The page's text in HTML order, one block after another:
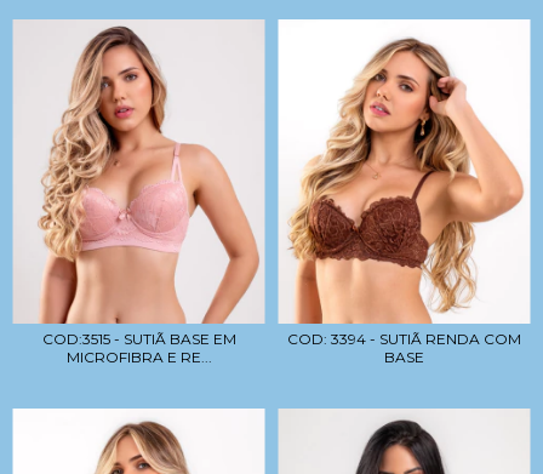
COD:3515 - SUTIÃ BASE EM
MICROFIBRA E RE...
COD: 3394 - SUTIÃ RENDA COM
BASE